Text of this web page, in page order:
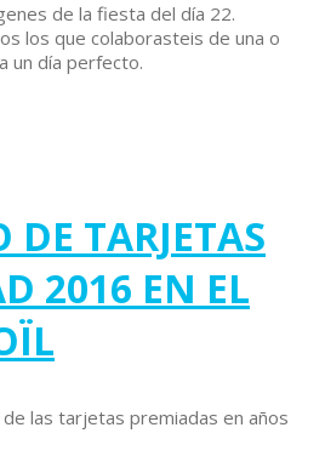
de la fiesta del día 22.
los que colaborasteis de una o
un día perfecto.
DE TARJETAS
2016 EN EL
las tarjetas premiadas en años